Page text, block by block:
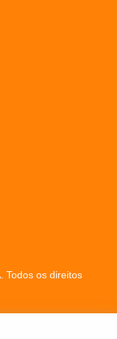
Todos os direitos